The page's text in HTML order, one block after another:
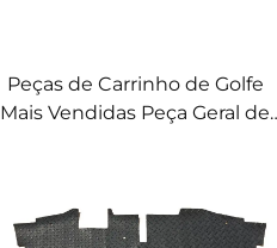
Peças de Carrinho de Golfe
Mais Vendidas Peça Geral de